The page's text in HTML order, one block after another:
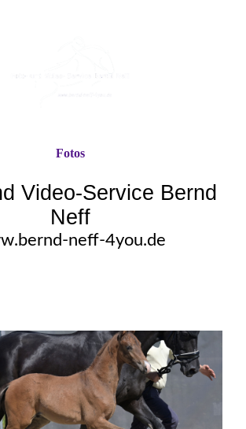
Video-Service Bernd
Neff
neff-4you.de
Fotos